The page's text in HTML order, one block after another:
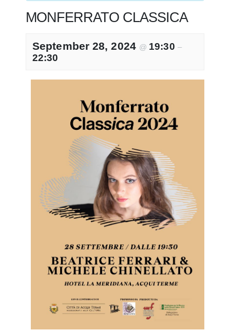
MONFERRATO CLASSICA
September 28, 2024 @ 19:30 –
22:30